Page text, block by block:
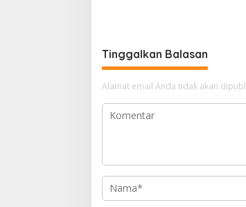
Tinggalkan Balasan
Alamat email Anda tidak akan